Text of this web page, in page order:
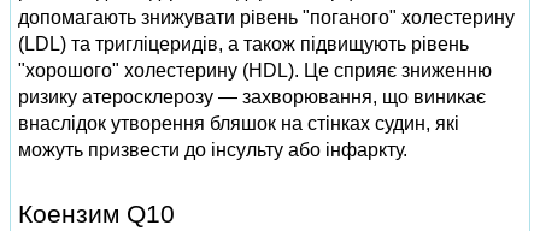
допомагають знижувати рівень "поганого" холестерину
(LDL) та тригліцеридів, а також підвищують рівень
"хорошого" холестерину (HDL). Це сприяє зниженню
ризику атеросклерозу — захворювання, що виникає
внаслідок утворення бляшок на стінках судин, які
можуть призвести до інсульту або інфаркту.
Коензим Q10